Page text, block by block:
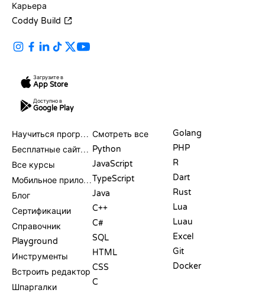
Карьера
Coddy Build
Загрузите в
App Store
Доступно в
Google Play
Научиться программировать
Бесплатные сайты для программирования
Все курсы
Мобильное приложение
Блог
Сертификации
Справочник
Playground
Инструменты
Встроить редактор
Шпаргалки
Смотреть все
Python
JavaScript
TypeScript
Java
C++
C#
SQL
HTML
CSS
C
Golang
PHP
R
Dart
Rust
Lua
Luau
Excel
Git
Docker